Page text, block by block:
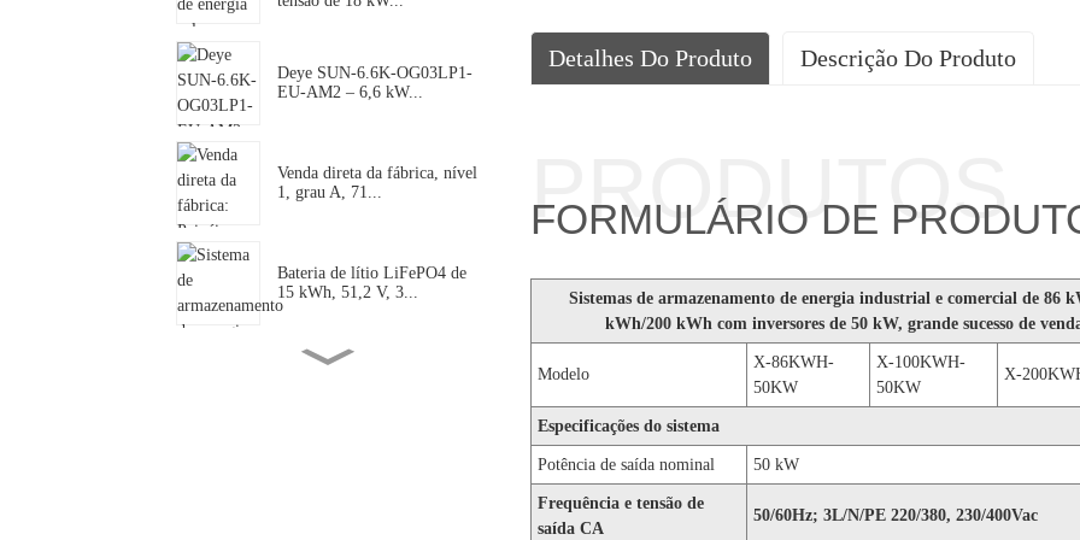
Deye SUN-6.6K-OG03LP1-
EU-AM2 – 6,6 kW...
Venda direta da fábrica, nível
1, grau A, 71...
Bateria de lítio LiFePO4 de
15 kWh, 51,2 V, 3...
Detalhes Do Produto Descrição Do Produto
FORMULÁRIO DE
PRODUTOS
Sistemas de armazenamento de energia industrial e comercial de 86
kWh/200 kWh com inversores de 50 kW, grande sucesso de
Modelo
X-86KWH-
50KW
X-100KWH-
50KW
X-
Especificações do sistema
Potência de saída nominal 50 kW
Frequência e tensão de
saída CA
50/60Hz; 3L/N/PE 220/380, 230/400Vac